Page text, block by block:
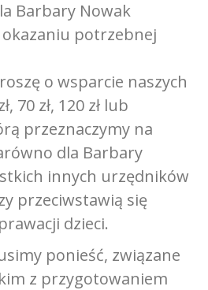
Barbary Nowak
potrzebnej
o wsparcie naszych
70 zł, 120 zł lub
przeznaczymy na
dla Barbary
innych urzędników
przeciwstawią się
dzieci.
ponieść, związane
z przygotowaniem